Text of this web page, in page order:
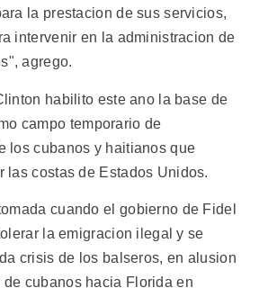
la prestacion de sus servicios,
intervenir en la administracion de
agrego.
habilito este ano la base de
campo temporario de
los cubanos y haitianos que
las costas de Estados Unidos.
cuando el gobierno de Fidel
la emigracion ilegal y se
crisis de los balseros, en alusion
cubanos hacia Florida en